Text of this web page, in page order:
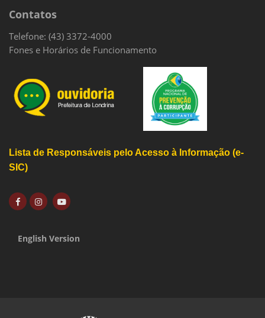
Contatos
Telefone: (43) 3372-4000
Fones e Horários de Funcionamento
Lista de Responsáveis pelo Acesso à Informação (e-
SIC)
English Version